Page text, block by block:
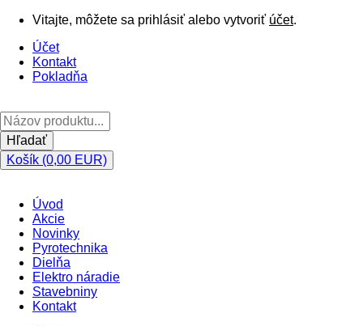
Vitajte, môžete sa prihlásiť alebo vytvoriť účet.
Účet
Kontakt
Pokladňa
Hľadať
Košík (0,00 EUR)
Úvod
Akcie
Novinky
Pyrotechnika
Dielňa
Elektro náradie
Stavebniny
Kontakt